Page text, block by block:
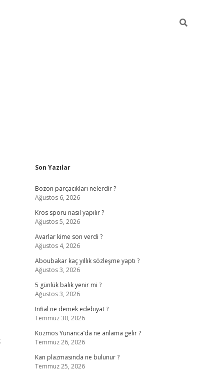
Sidebar
Son Yazılar
Bozon parçacıkları nelerdir ?
Ağustos 6, 2026
Kros sporu nasıl yapılır ?
Ağustos 5, 2026
Avarlar kime son verdi ?
Ağustos 4, 2026
Aboubakar kaç yıllık sözleşme yaptı ?
Ağustos 3, 2026
5 günlük balık yenir mi ?
Ağustos 3, 2026
Infial ne demek edebiyat ?
Temmuz 30, 2026
Kozmos Yunanca’da ne anlama gelir ?
Temmuz 26, 2026
Kan plazmasında ne bulunur ?
Temmuz 25, 2026